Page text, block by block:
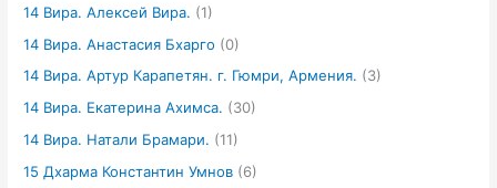
14 Вира. Алексей Вира. (1)
14 Вира. Анастасия Бхарго (0)
14 Вира. Артур Карапетян. г. Гюмри, Армения. (3)
14 Вира. Екатерина Ахимса. (30)
14 Вира. Натали Брамари. (11)
15 Дхарма Константин Умнов (6)